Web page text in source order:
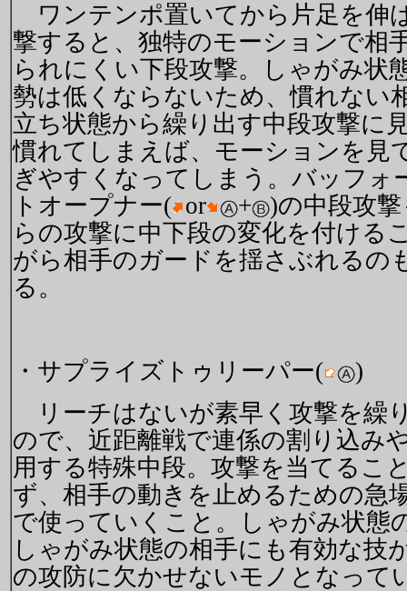
ワンテンポ置いてから片足を伸
撃すると、独特のモーションで相
られにくい下段攻撃。しゃがみ状
勢は低くならないため、慣れない
立ち状態から繰り出す中段攻撃に
慣れてしまえば、モーションを見
ぎやすくなってしまう。バッフォ
トオープナー( or +
)の中段攻
らの攻撃に中下段の変化を付ける
がら相手のガードを揺さぶれるの
る。
・サプライズトゥリーパー(
)
リーチはないが素早く攻撃を繰
ので、近距離戦で連係の割り込み
用する特殊中段。攻撃を当てるこ
ず、相手の動きを止めるための急
で使っていくこと。しゃがみ状態
しゃがみ状態の相手にも有効な技
の攻防に欠かせないモノとなって